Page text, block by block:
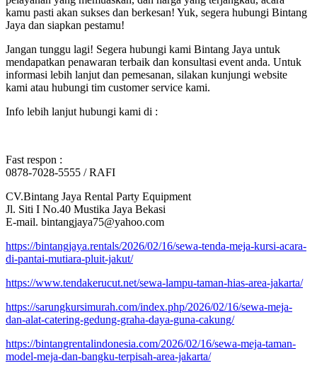
kamu pasti akan sukses dan berkesan! Yuk, segera hubungi Bintang
Jaya dan siapkan pestamu!
Jangan tunggu lagi! Segera hubungi kami Bintang Jaya untuk
mendapatkan penawaran terbaik dan konsultasi event anda. Untuk
informasi lebih lanjut dan pemesanan, silakan kunjungi website
kami atau hubungi tim customer service kami.
Info lebih lanjut hubungi kami di :
Fast respon :
0878-7028-5555 / RAFI
CV.Bintang Jaya Rental Party Equipment
Jl. Siti I No.40 Mustika Jaya Bekasi
E-mail. bintangjaya75@yahoo.com
https://bintangjaya.rentals/2026/02/16/sewa-tenda-meja-kursi-acara-
di-pantai-mutiara-pluit-jakut/
https://www.tendakerucut.net/sewa-lampu-taman-hias-area-jakarta/
https://sarungkursimurah.com/index.php/2026/02/16/sewa-meja-
dan-alat-catering-gedung-graha-daya-guna-cakung/
https://bintangrentalindonesia.com/2026/02/16/sewa-meja-taman-
model-meja-dan-bangku-terpisah-area-jakarta/